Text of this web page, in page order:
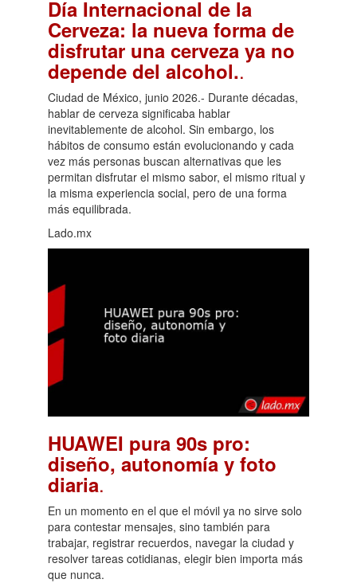
Día Internacional de la
Cerveza: la nueva forma de
disfrutar una cerveza ya no
depende del alcohol..
Ciudad de México, junio 2026.- Durante décadas,
hablar de cerveza significaba hablar
inevitablemente de alcohol. Sin embargo, los
hábitos de consumo están evolucionando y cada
vez más personas buscan alternativas que les
permitan disfrutar el mismo sabor, el mismo ritual y
la misma experiencia social, pero de una forma
más equilibrada.
Lado.mx
HUAWEI pura 90s pro:
diseño, autonomía y foto
diaria.
En un momento en el que el móvil ya no sirve solo
para contestar mensajes, sino también para
trabajar, registrar recuerdos, navegar la ciudad y
resolver tareas cotidianas, elegir bien importa más
que nunca.